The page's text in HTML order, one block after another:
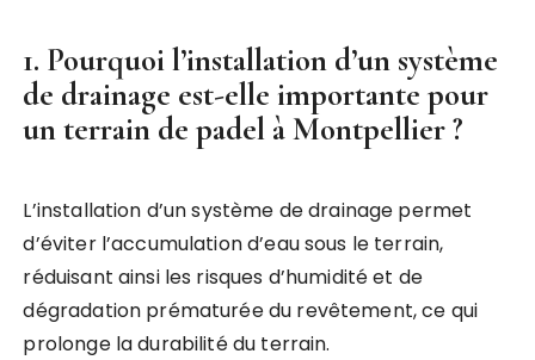
1. Pourquoi l’installation d’un système
de drainage est-elle importante pour
un terrain de padel à Montpellier ?
L’installation d’un système de drainage permet
d’éviter l’accumulation d’eau sous le terrain,
réduisant ainsi les risques d’humidité et de
dégradation prématurée du revêtement, ce qui
prolonge la durabilité du terrain.